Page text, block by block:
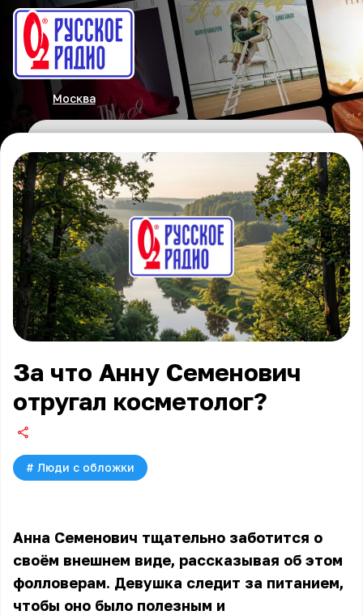
Москва
За что Анну Семенович
отругал косметолог?
# Люди с обложки
Анна Семенович тщательно заботится о
своём внешнем виде, рассказывая об этом
фолловерам. Девушка следит за питанием,
чтобы оно было полезным и